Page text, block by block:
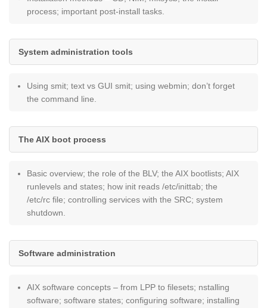
process; important post-install tasks.
System administration tools
Using smit; text vs GUI smit; using webmin; don’t forget
the command line.
The AIX boot process
Basic overview; the role of the BLV; the AIX bootlists; AIX
runlevels and states; how init reads /etc/inittab; the
/etc/rc file; controlling services with the SRC; system
shutdown.
Software administration
AIX software concepts – from LPP to filesets; nstalling
software; software states; configuring software; installing